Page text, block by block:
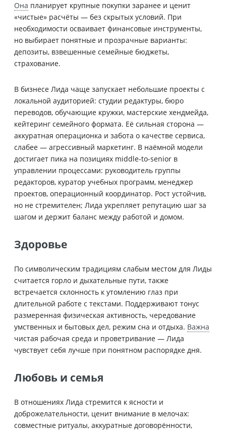
Она планирует крупные покупки заранее и ценит
«чистые» расчёты — без скрытых условий. При
необходимости осваивает финансовые инструменты,
но выбирает понятные и прозрачные варианты:
депозиты, взвешенные семейные бюджеты,
страхование.
В бизнесе Лида чаще запускает небольшие проекты с
локальной аудиторией: студии редактуры, бюро
переводов, обучающие кружки, мастерские хендмейда,
кейтеринг семейного формата. Её сильная сторона —
аккуратная операционка и забота о качестве сервиса,
слабее — агрессивный маркетинг. В наёмной модели
достигает пика на позициях middle-to-senior в
управлении процессами: руководитель группы
редакторов, куратор учебных программ, менеджер
проектов, операционный координатор. Рост устойчив,
но не стремителен; Лида укрепляет репутацию шаг за
шагом и держит баланс между работой и домом.
Здоровье
По символическим традициям слабым местом для Лиды
считается горло и дыхательные пути, также
встречается склонность к утомлению глаз при
длительной работе с текстами. Поддерживают тонус
размеренная физическая активность, чередование
умственных и бытовых дел, режим сна и отдыха. Важна
чистая рабочая среда и проветривание — Лида
чувствует себя лучше при понятном распорядке дня.
Любовь и семья
В отношениях Лида стремится к ясности и
доброжелательности, ценит внимание в мелочах:
совместные ритуалы, аккуратные договорённости,